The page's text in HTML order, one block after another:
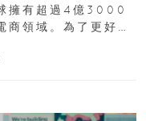
擁有超過4億3000
商領域。為了更好地